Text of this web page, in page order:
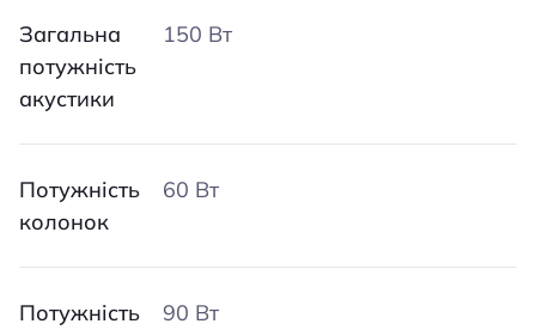
Загальна
потужність
акустики
150 Вт
Потужність
колонок
60 Вт
Потужність
90 Вт